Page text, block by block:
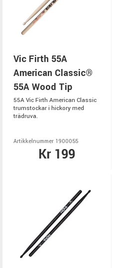
Vic Firth 55A
American Classic®
55A Wood Tip
55A Vic Firth American Classic
trumstockar i hickory med
trädruva.
Artikkelnummer 1900055
Kr 199